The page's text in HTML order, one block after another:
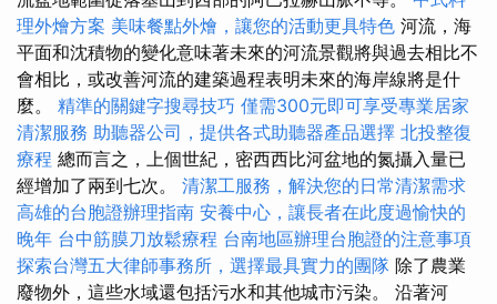
理外燴方案 美味餐點外燴，讓您的活動更具特色 河流，海
平面和沈積物的變化意味著未來的河流景觀將與過去相比不
會相比，或改善河流的建築過程表明未來的海岸線將是什
麼。 精準的關鍵字搜尋技巧 僅需300元即可享受專業居家
清潔服務 助聽器公司，提供各式助聽器產品選擇 北投整復
療程 總而言之，上個世紀，密西西比河盆地的氮攝入量已
經增加了兩到七次。 清潔工服務，解決您的日常清潔需求
高雄的台胞證辦理指南 安養中心，讓長者在此度過愉快的
晚年 台中筋膜刀放鬆療程 台南地區辦理台胞證的注意事項
探索台灣五大律師事務所，選擇最具實力的團隊 除了農業
廢物外，這些水域還包括污水和其他城市污染。 沿著河